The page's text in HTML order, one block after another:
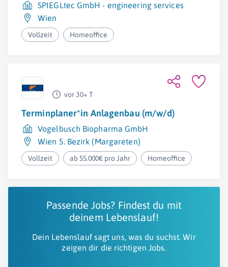
SPIEGLtec GmbH - engineering services
Wien
Vollzeit Homeoffice
vor 30+ T
Terminplaner*in Anlagenbau (m/w/d)
Vogelbusch Biopharma GmbH
Wien 5. Bezirk (Margareten)
Vollzeit ab 55.000€ pro Jahr Homeoffice
Passende Jobs? Findest du mit
deinem Lebenslauf!
Dein Lebenslauf sagt uns, was du suchst. Wir
zeigen dir die richtigen Jobs.